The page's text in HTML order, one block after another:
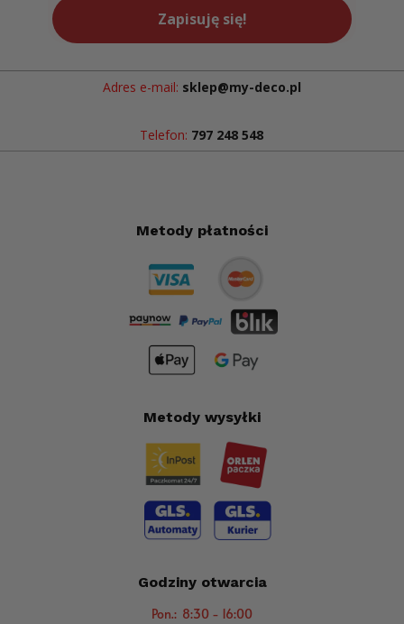
Zapisuję się!
Adres e-mail: sklep@my-deco.pl
Telefon: 797 248 548
Metody płatności
Metody wysyłki
Godziny otwarcia
Pon.: 8:30 - 16:00